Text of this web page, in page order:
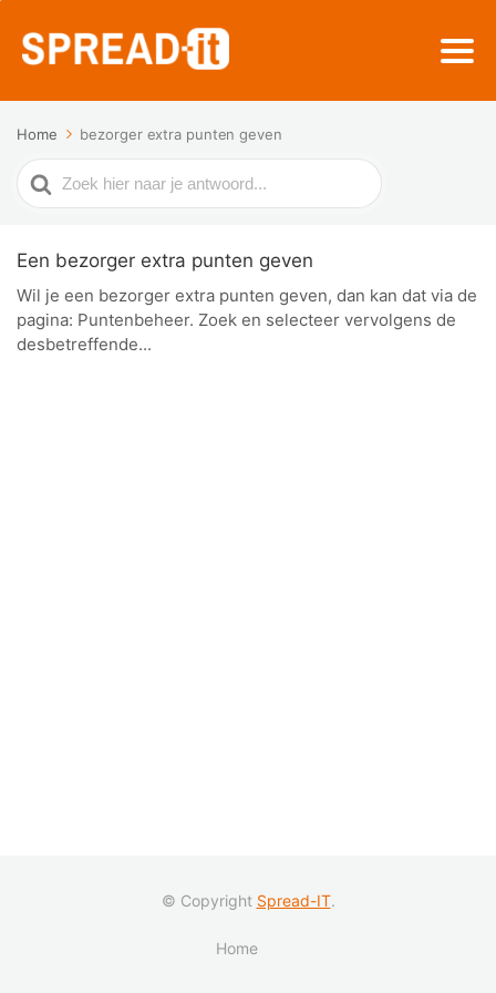
Home bezorger extra punten geven
Zoek
naar
Een bezorger extra punten geven
Wil je een bezorger extra punten geven, dan kan dat via de
pagina: Puntenbeheer. Zoek en selecteer vervolgens de
desbetreffende...
© Copyright Spread-IT.
Home